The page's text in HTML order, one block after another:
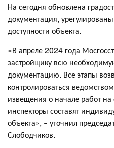
На сегодня обновлена
документация,
доступности объекта.
«В апреле 2024 года
застройщику всю
документацию. Все этапы
контролироваться
извещения о начале работ
инспекторы составят
объекта», ‒ уточнил
Слободчиков.